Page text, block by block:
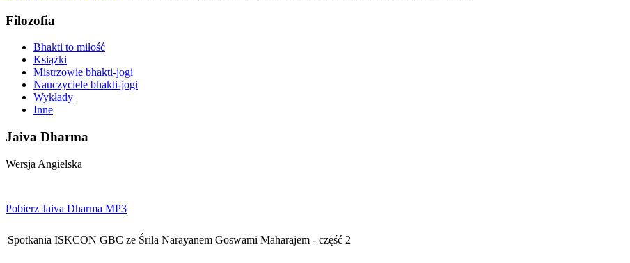
Filozofia
Bhakti to miłość
Książki
Mistrzowie bhakti-jogi
Nauczyciele bhakti-jogi
Wykłady
Inne
Jaiva Dharma
Wersja Angielska
Pobierz Jaiva Dharma MP3
Spotkania ISKCON GBC ze Śrila Narayanem Goswami Maharajem - część 2